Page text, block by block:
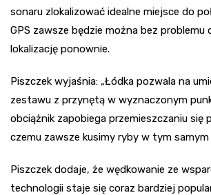
sonaru zlokalizować idealne miejsce do
GPS zawsze będzie można bez problemu
lokalizację ponownie.
Piszczek wyjaśnia: „Łódka pozwala na
zestawu z przynętą w wyznaczonym
obciążnik zapobiega przemieszczaniu się
czemu zawsze kusimy ryby w tym samym
Piszczek dodaje, że wędkowanie ze
technologii staje się coraz bardziej